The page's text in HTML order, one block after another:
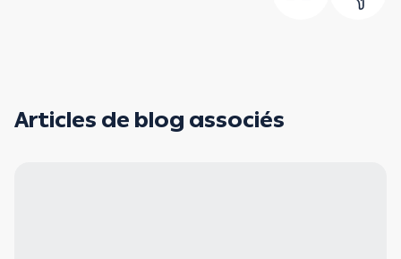
Articles de blog associés